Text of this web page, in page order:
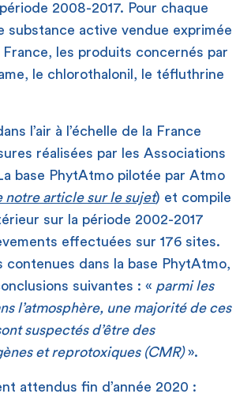
2008-2017. Pour chaque
active vendue exprimée
les produits concernés par
le chlorothalonil, le téfluthrine
l’air à l’échelle de la France
réalisées par les Associations
base PhytAtmo pilotée par Atmo
notre article sur le sujet) et compile
sur la période 2002-2017
effectuées sur 176 sites.
contenues dans la base PhytAtmo,
suivantes : « parmi les
l’atmosphère, une majorité de ces
suspectés d’être des
et reprotoxiques (CMR)».
attendus fin d’année 2020 :